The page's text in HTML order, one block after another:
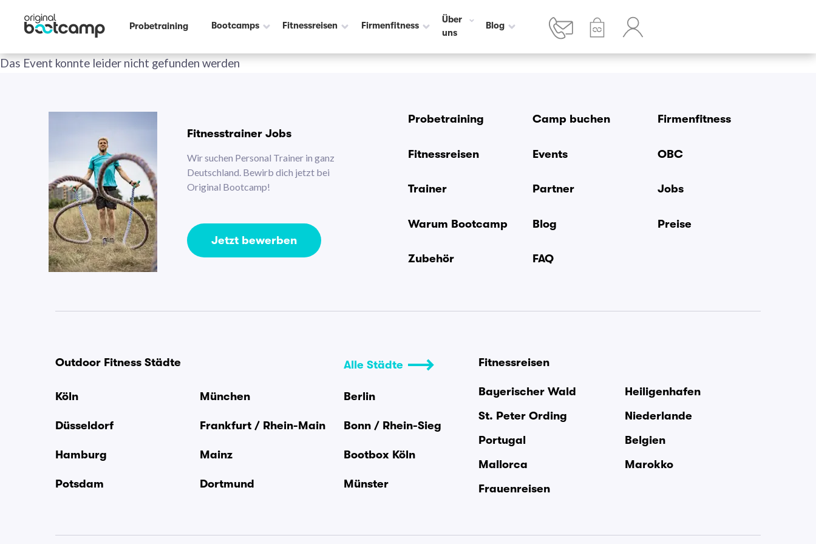
Probetraining Bootcamps Fitnessreisen Firmenfitness
Über
uns
Blog
Das Event konnte leider nicht gefunden werden
Fitnesstrainer Jobs
Wir suchen Personal Trainer in ganz
Deutschland. Bewirb dich jetzt bei
Original Bootcamp!
Jetzt bewerben
Probetraining Camp buchen Firmenfitness
Fitnessreisen Events OBC
Trainer Partner Jobs
Warum Bootcamp Blog Preise
Zubehör FAQ
Outdoor Fitness Städte Alle Städte
Köln München Berlin
Düsseldorf Frankfurt / Rhein-Main Bonn / Rhein-Sieg
Hamburg Mainz Bootbox Köln
Potsdam Dortmund Münster
Fitnessreisen
Bayerischer Wald
Heiligenhafen
St. Peter Ording
Niederlande
Portugal
Belgien
Mallorca
Marokko
Frauenreisen